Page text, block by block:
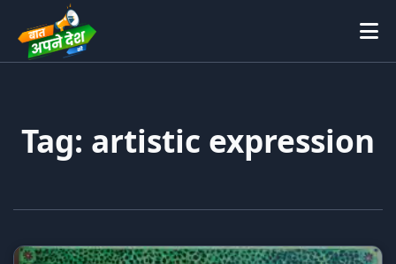
Tag: artistic expression